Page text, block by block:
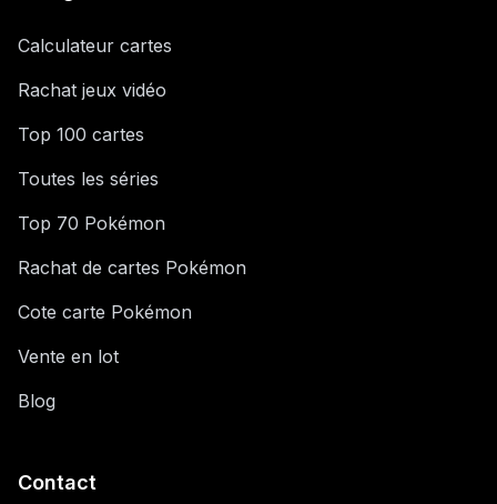
Calculateur cartes
Rachat jeux vidéo
Top 100 cartes
Toutes les séries
Top 70 Pokémon
Rachat de cartes Pokémon
Cote carte Pokémon
Vente en lot
Blog
Contact